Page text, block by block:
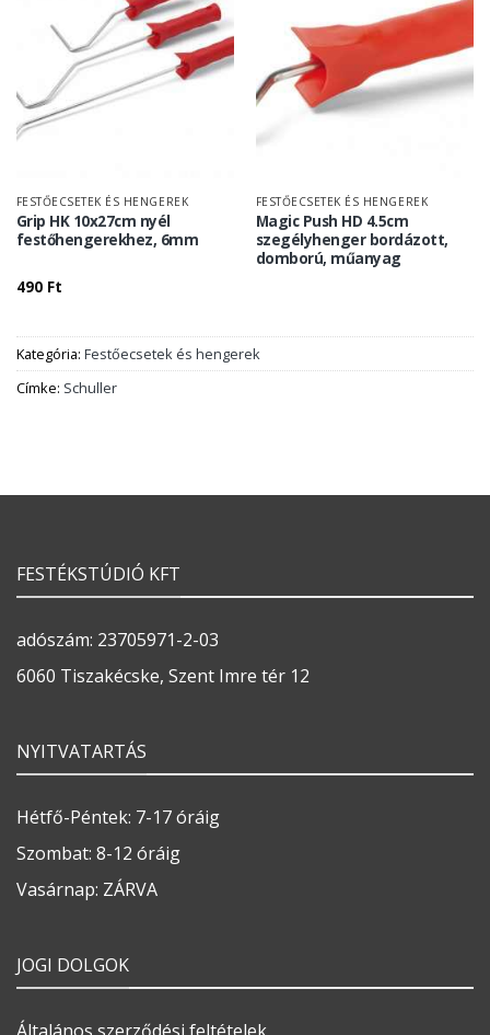
FESTŐECSETEK ÉS HENGEREK
Grip HK 10x27cm nyél
festőhengerekhez, 6mm
490 Ft
FESTŐECSETEK ÉS HENGEREK
Magic Push HD 4.5cm
szegélyhenger bordázott,
domború, műanyag
Kategória: Festőecsetek és hengerek
Címke: Schuller
FESTÉKSTÚDIÓ KFT
adószám: 23705971-2-03
6060 Tiszakécske, Szent Imre tér 12
NYITVATARTÁS
Hétfő-Péntek: 7-17 óráig
Szombat: 8-12 óráig
Vasárnap: ZÁRVA
JOGI DOLGOK